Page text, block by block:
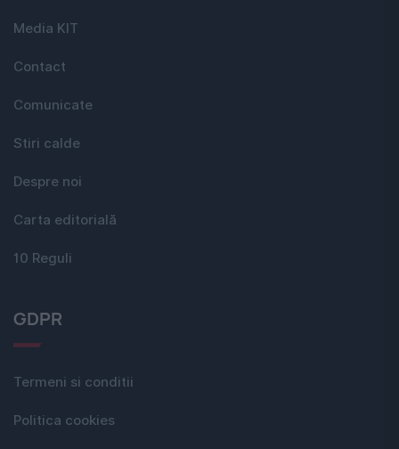
Media KIT
Contact
Comunicate
Stiri calde
Despre noi
Carta editorială
10 Reguli
GDPR
Termeni si conditii
Politica cookies